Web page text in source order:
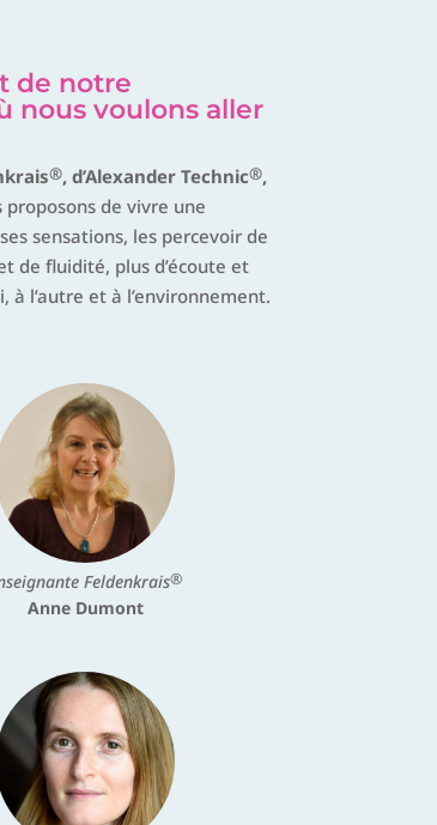
de notre
nous voulons aller
®, d’Alexander Technic®,
de vivre une
sensations, les percevoir de
de fluidité, plus d’écoute et
à l’autre et à l’environnement.
Feldenkrais®
Anne Dumont